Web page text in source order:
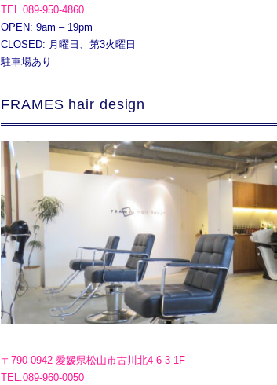
TEL.089-950-4860
OPEN: 9am – 19pm
CLOSED: 月曜日、第3火曜日
駐車場あり
FRAMES hair design
〒790-0942 愛媛県松山市古川北4-6-3 1F
TEL.089-960-0050